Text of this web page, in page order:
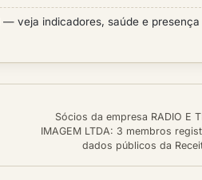
— veja indicadores, saúde e presença
Sócios da empresa RADIO E
IMAGEM LTDA: 3 membros
dados públicos da